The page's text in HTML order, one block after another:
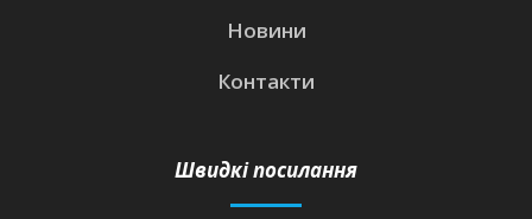
Новини
Контакти
Швидкі посилання